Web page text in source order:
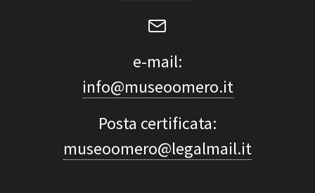
e-mail:
info@museoomero.it
Posta certificata:
museoomero@legalmail.it